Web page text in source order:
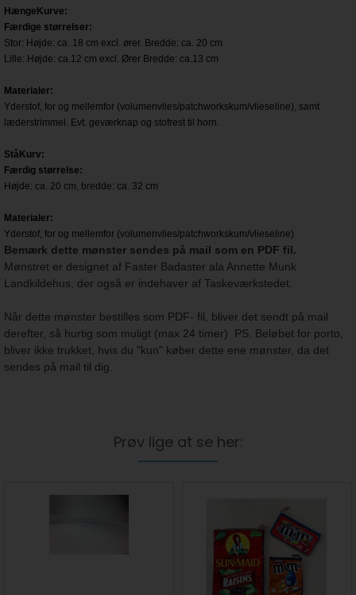
HængeKurve:
Færdige størrelser:
Stor: Højde: ca. 18 cm excl. ører. Bredde: ca. 20 cm
Lille: Højde: ca.12 cm excl. Ører Bredde: ca.13 cm
Materialer:
Yderstof, for og mellemfor (volumenvlies/patchworkskum/vlieseline), samt
læderstrimmel. Evt. geværknap og stofrest til horn.
StåKurv:
Færdig størrelse:
Højde: ca. 20 cm, bredde: ca. 32 cm
Materialer:
Yderstof, for og mellemfor (volumenvlies/patchworkskum/vlieseline)
Bemærk dette mønster sendes på mail som en PDF fil.
Mønstret er designet af Faster Badaster ala Annette Munk
Landkildehus, der også er indehaver af Taskeværkstedet.
Når dette mønster bestilles som PDF- fil, bliver det sendt på mail
derefter, så hurtig som muligt (max 24 timer)
PS. Beløbet for porto,
bliver ikke trukket, hvis du "kun" køber dette ene mønster, da det
sendes på mail til dig.
Prøv lige at se her: